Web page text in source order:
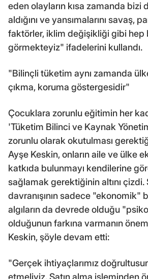
eden olayların kısa zamanda bizi
aldığını ve yansımalarını savaş,
faktörler, iklim değişikliği gibi hep
görmekteyiz" ifadelerini kullandı.
"Bilinçli tüketim aynı zamanda
çıkma, koruma göstergesidir"
Çocuklara zorunlu eğitimin her
'Tüketim Bilinci ve Kaynak
zorunlu olarak okutulması
Ayşe Keskin, onların aile ve ülke
katkıda bulunmayı kendilerine
sağlamak gerektiğinin altını çizdi.
davranışının sadece "ekonomik"
algıların da devrede olduğu
olduğunun farkına varmanın
Keskin, şöyle devam etti:
"Gerçek ihtiyaçlarımız